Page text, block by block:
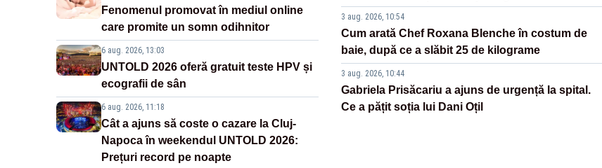
Fenomenul promovat în mediul online
care promite un somn odihnitor
6 aug. 2026, 13:03
UNTOLD 2026 oferă gratuit teste HPV și
ecografii de sân
6 aug. 2026, 11:18
Cât a ajuns să coste o cazare la Cluj-
Napoca în weekendul UNTOLD 2026:
Prețuri record pe noapte
3 aug. 2026, 10:54
Cum arată Chef Roxana Blenche în costum de
baie, după ce a slăbit 25 de kilograme
3 aug. 2026, 10:44
Gabriela Prisăcariu a ajuns de urgență la spital.
Ce a pățit soția lui Dani Oțil